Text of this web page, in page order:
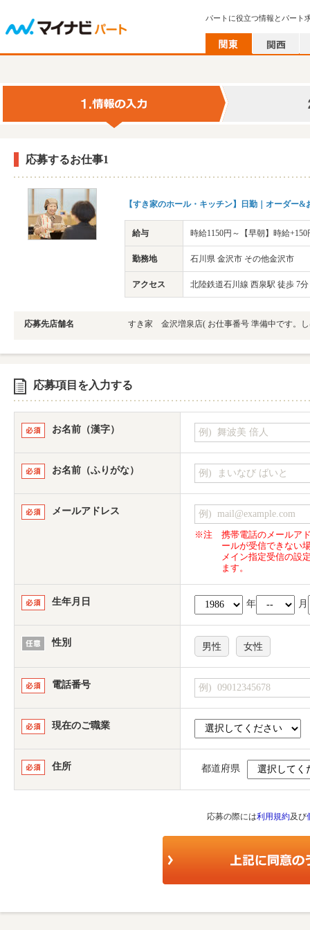
パートに役立つ情報とパート
応募するお仕事1
【すき家のホール・キッチン】日勤｜オーダー
給与 時給1150円～【早朝】時給
勤務地 石川県 金沢市 その他金沢市
アクセス 北陸鉄道石川線 西泉駅 徒歩 7分
応募先店舗名 すき家 金沢増泉店( お仕事番号 準備中です。
応募項目を入力する
お名前（漢字）
お名前（ふりがな）
メールアドレス
※注
携帯電話のメールア
ールが受信できない
メイン指定受信の設
ます。
生年月日 年 月
性別 男性 女性
電話番号
現在のご職業
住所 都道府県
応募の際には利用規約及び